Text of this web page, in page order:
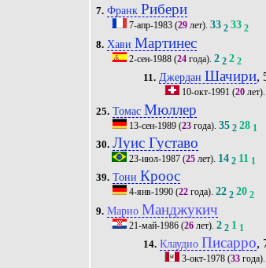
7. ФранкРибери
7-апр-1983 (29 лет).33 2 33 2
8. Хави Мартинес
2-сен-1988 (24 года).2 2 2 2
11. Джердан Шачири,
10-окт-1991 (20лет).
25. Томас Мюллер
13-сен-1989 (23 года).35 2 28 1
30. Луис Густаво
23-июл-1987 (25 лет). 14 2 11 1
39. ТониКроос
4-янв-1990 (22 года).22 2 20 2
9. Марио Манджукич
21-май-1986 (26 лет).2 2 1 1
14. Клаудио Писарро,
3-окт-1978(33года).